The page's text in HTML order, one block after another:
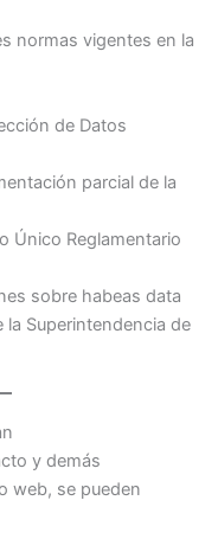
normas vigentes en la
de Datos
parcial de la
Único Reglamentario
sobre habeas data
la Superintendencia de
y demás
web, se pueden